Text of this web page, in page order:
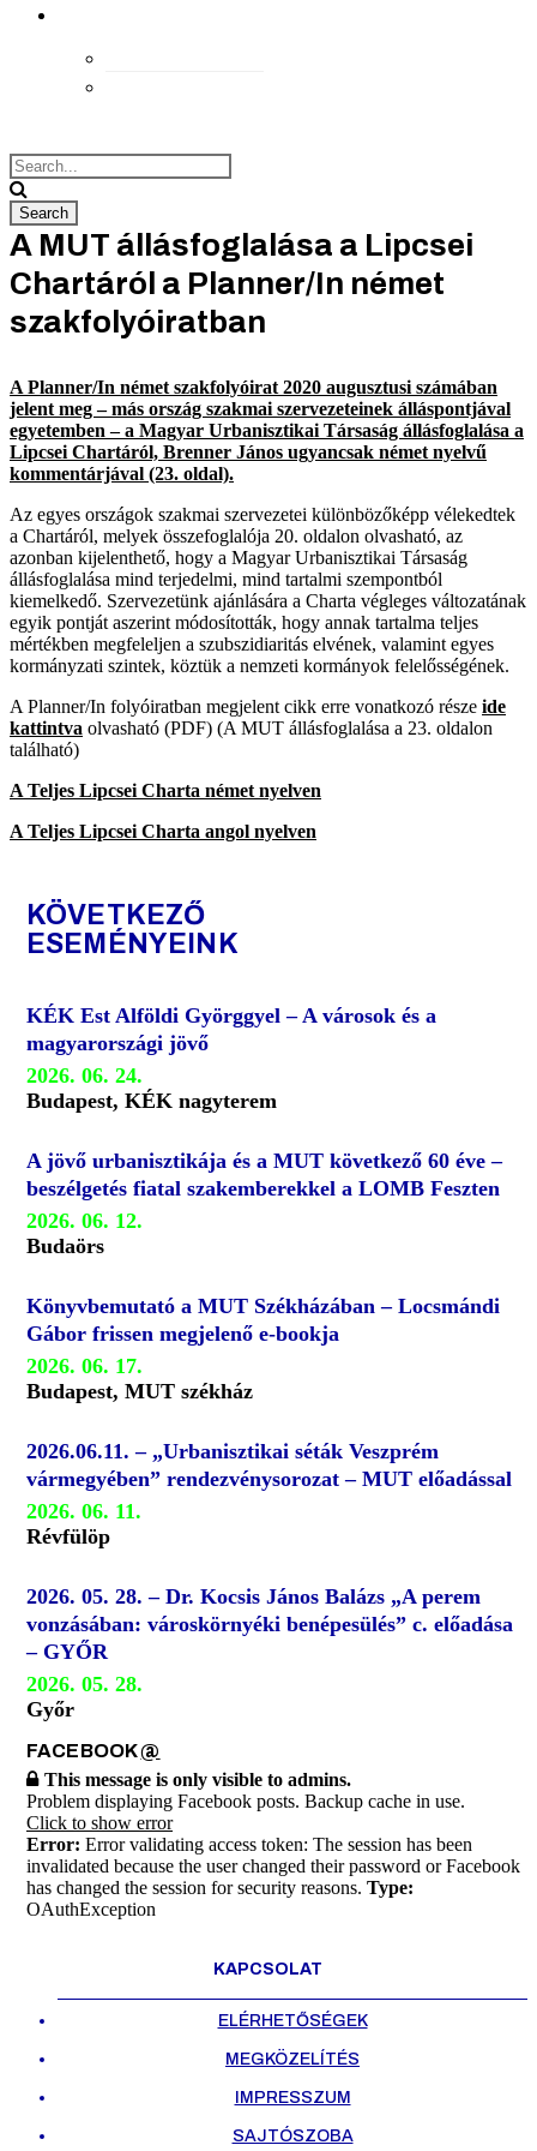
A MUT állásfoglalása a Lipcsei
Chartáról a Planner/In német
szakfolyóiratban
A Planner/In német szakfolyóirat 2020 augusztusi számában
jelent meg – más ország szakmai szervezeteinek álláspontjával
egyetemben – a Magyar Urbanisztikai Társaság állásfoglalása a
Lipcsei Chartáról, Brenner János ugyancsak német nyelvű
kommentárjával (23. oldal).
Az egyes országok szakmai szervezetei különbözőképp vélekedtek
a Chartáról, melyek összefoglalója 20. oldalon olvasható, az
azonban kijelenthető, hogy a Magyar Urbanisztikai Társaság
állásfoglalása mind terjedelmi, mind tartalmi szempontból
kiemelkedő. Szervezetünk ajánlására a Charta végleges változatának
egyik pontját aszerint módosították, hogy annak tartalma teljes
mértékben megfeleljen a szubszidiaritás elvének, valamint egyes
kormányzati szintek, köztük a nemzeti kormányok felelősségének.
A Planner/In folyóiratban megjelent cikk erre vonatkozó része ide
kattintva olvasható (PDF) (A MUT állásfoglalása a 23. oldalon
található)
A Teljes Lipcsei Charta német nyelven
A Teljes Lipcsei Charta angol nyelven
KÖVETKEZŐ
ESEMÉNYEINK
KÉK Est Alföldi Györggyel – A városok és a
magyarországi jövő
2026. 06. 24.
Budapest, KÉK nagyterem
A jövő urbanisztikája és a MUT következő 60 éve –
beszélgetés fiatal szakemberekkel a LOMB Feszten
2026. 06. 12.
Budaörs
Könyvbemutató a MUT Székházában – Locsmándi
Gábor frissen megjelenő e-bookja
2026. 06. 17.
Budapest, MUT székház
2026.06.11. – „Urbanisztikai séták Veszprém
vármegyében” rendezvénysorozat – MUT előadással
2026. 06. 11.
Révfülöp
2026. 05. 28. – Dr. Kocsis János Balázs „A perem
vonzásában: városkörnyéki benépesülés” c. előadása
– GYŐR
2026. 05. 28.
Győr
FACEBOOK@
This message is only visible to admins.
Problem displaying Facebook posts. Backup cache in use.
Click to show error
Error: Error validating access token: The session has been
invalidated because the user changed their password or Facebook
has changed the session for security reasons. Type:
OAuthException
KAPCSOLAT
ELÉRHETŐSÉGEK
MEGKÖZELÍTÉS
IMPRESSZUM
SAJTÓSZOBA